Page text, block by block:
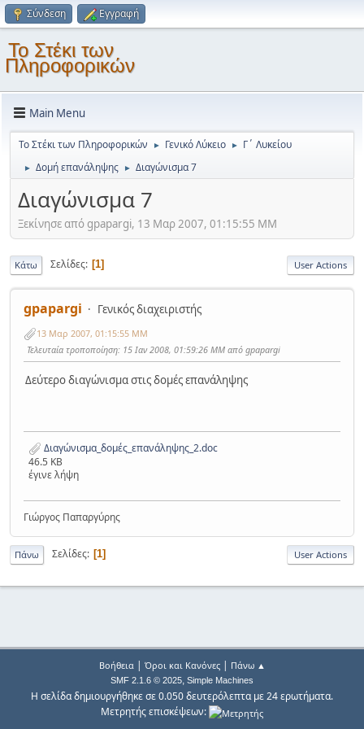
Σύνδεση Εγγραφή
Το Στέκι των
Πληροφορικών
Main Menu
Το Στέκι των Πληροφορικών ► Γενικό Λύκειο ► Γ΄ Λυκείου
► Δομή επανάληψης ► Διαγώνισμα 7
Διαγώνισμα 7
Ξεκίνησε από gpapargi, 13 Μαρ 2007, 01:15:55 ΜΜ
Κάτω Σελίδες 1 User Actions
gpapargi Γενικός διαχειριστής
13 Μαρ 2007, 01:15:55 ΜΜ
Τελευταία τροποποίηση: 15 Ιαν 2008, 01:59:26 ΜΜ από gpapargi
Δεύτερο διαγώνισμα στις δομές επανάληψης
Διαγώνισμα_δομές_επανάληψης_2.doc
46.5 KB
έγινε λήψη
Γιώργος Παπαργύρης
Πάνω Σελίδες 1 User Actions
Βοήθεια| Όροι και Κανόνες| Πάνω ▲
SMF 2.1.6 © 2025, Simple Machines
Η σελίδα δημιουργήθηκε σε 0.050 δευτερόλεπτα με 24 ερωτήματα.
Μετρητής επισκέψεων: